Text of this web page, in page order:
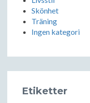
Skönhet
Träning
Ingen kategori
Etiketter